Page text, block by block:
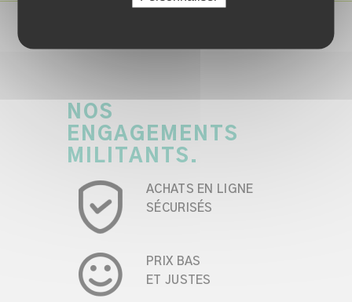
NOS
ENGAGEMENTS
MILITANTS.
ACHATS EN LIGNE
SÉCURISÉS
PRIX BAS
ET JUSTES